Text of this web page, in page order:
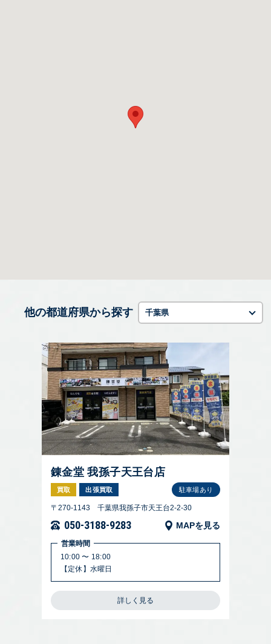
他の都道府県から探す 千葉県
錬金堂 我孫子天王台店
買取 出張買取 駐車場あり
〒270-1143 千葉県我孫子市天王台2-2-30
050-3188-9283 MAPを見る
営業時間
10:00 〜 18:00
【定休】水曜日
詳しく見る